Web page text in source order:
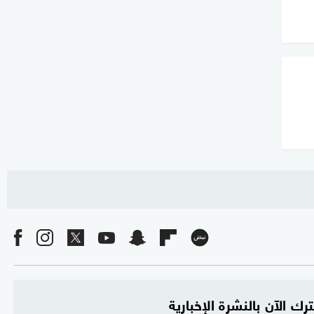
الآن بالنشرة الإخبارية